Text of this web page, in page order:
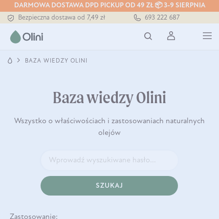
DARMOWA DOSTAWA DPD PICKUP OD 49 ZŁ 📦 3-9 SIERPNIA
Bezpieczna dostawa od 7,49 zł
Darmowa dostawa od 199 zł
Tłoczony zawsze na zimno
693 222 687
BAZA WIEDZY OLINI
Baza wiedzy Olini
Wszystko o właściwościach i zastosowaniach naturalnych
olejów
SZUKAJ
Zastosowanie: